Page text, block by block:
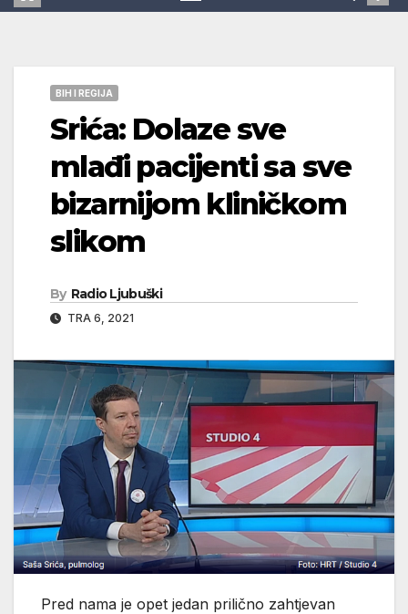
BIH I REGIJA
Srića: Dolaze sve
mlađi pacijenti sa sve
bizarnijom kliničkom
slikom
By Radio Ljubuški
TRA 6, 2021
Pred nama je opet jedan prilično zahtjevan